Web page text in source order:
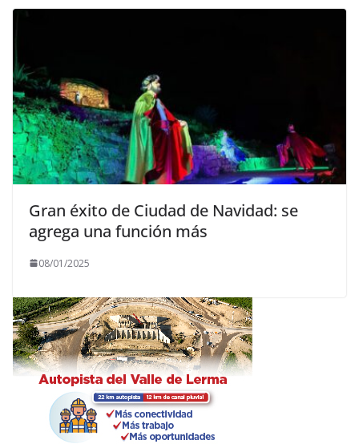
Gran éxito de Ciudad de Navidad: se
agrega una función más
08/01/2025